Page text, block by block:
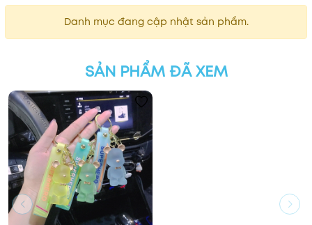
Danh mục đang cập nhật sản phẩm.
SẢN PHẨM ĐÃ XEM